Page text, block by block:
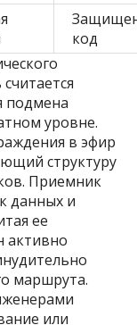
код
подмена
уровне.
в эфир
структуру
Приемник
данных и
ее
активно
маршрута.
или